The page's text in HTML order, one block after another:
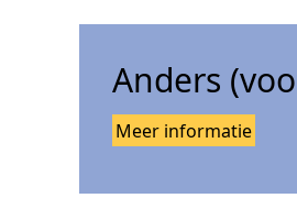
Anders
Meer informatie